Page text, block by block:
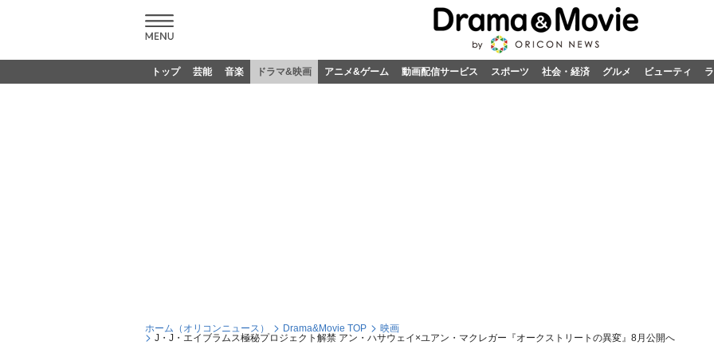
トップ 芸能 音楽 ドラマ&映画 アニメ&ゲーム 動画配信サービス スポーツ 社会・経済 グルメ ビューティ
ホーム（オリコンニュース） Drama&Movie TOP
映画
J・J・エイブラムス極秘プロジェクト解禁 アン・ハサウェイ×ユアン・マクレガー『オークストリートの異変』8月公開へ